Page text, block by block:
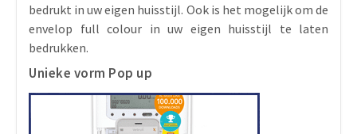
bedrukt in uw eigen huisstijl. Ook is het mogelijk om de
envelop full colour in uw eigen huisstijl te laten
bedrukken.
Unieke vorm Pop up